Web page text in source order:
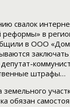
свалок
в
в ООО
штрафы…
обязан